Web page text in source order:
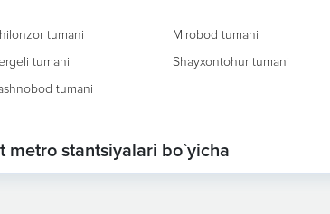
tumani Mirobod tumani
tumani Shayxontohur tumani
tumani
metro stantsiyalari bo`yicha